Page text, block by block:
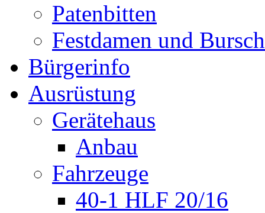
Patenbitten
Festdamen und
Bürgerinfo
Ausrüstung
Gerätehaus
Anbau
Fahrzeuge
40-1 HLF 20/16